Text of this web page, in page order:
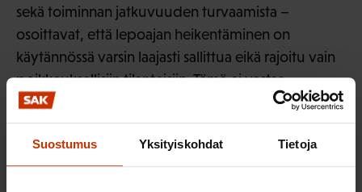
Suostumus Yksityiskohdat Tietoja
sekä toiminnan jatkuvuuden turvaamista –
osoittavat, että lepoajan heikentäminen on
käytännössä varsin laajasti sallittua eikä rajoitu vain
poikkeuksellisiin tilanteisiin. Tämä ei vastaa
Euroopan sosiaalisten oikeuksien komitean
tulkintaa tehokkaasta lepoaikasuojasta.
Myös viikkolevon turvaamisessa